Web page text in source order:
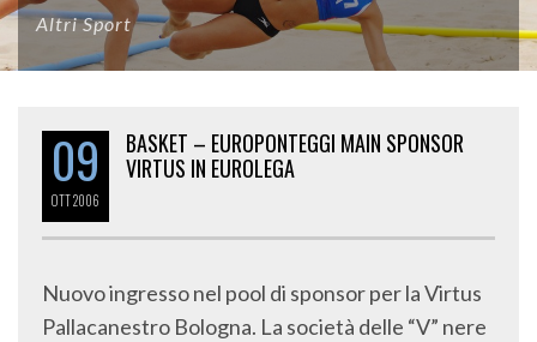
Altri Sport
09
OTT2006
BASKET – EUROPONTEGGI MAIN SPONSOR
VIRTUS IN EUROLEGA
Nuovo ingresso nel pool di sponsor per la Virtus
Pallacanestro Bologna. La società delle “V” nere